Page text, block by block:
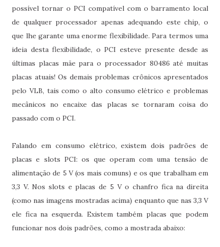
possível tornar o PCI compatível com o barramento local
de qualquer processador apenas adequando este chip, o
que lhe garante uma enorme flexibilidade. Para termos uma
ideia desta flexibilidade, o PCI esteve presente desde as
últimas placas mãe para o processador 80486 até muitas
placas atuais! Os demais problemas crônicos apresentados
pelo VLB, tais como o alto consumo elétrico e problemas
mecânicos no encaixe das placas se tornaram coisa do
passado com o PCI.
Falando em consumo elétrico, existem dois padrões de
placas e slots PCI: os que operam com uma tensão de
alimentação de 5 V (os mais comuns) e os que trabalham em
3,3 V. Nos slots e placas de 5 V o chanfro fica na direita
(como nas imagens mostradas acima) enquanto que nas 3,3 V
ele fica na esquerda. Existem também placas que podem
funcionar nos dois padrões, como a mostrada abaixo: